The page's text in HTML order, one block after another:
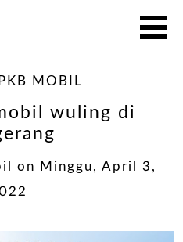
MOBIL
wuling di
on
Minggu, April 3,